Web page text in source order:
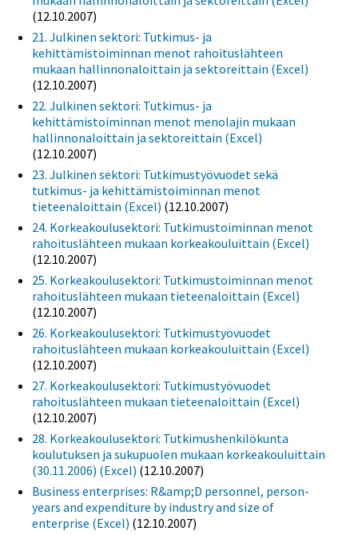
(12.10.2007)
21. Julkinen sektori: Tutkimus- ja
kehittämistoiminnan menot rahoituslähteen
mukaan hallinnonaloittain ja sektoreittain (Excel)
(12.10.2007)
22. Julkinen sektori: Tutkimus- ja
kehittämistoiminnan menot menolajin mukaan
hallinnonaloittain ja sektoreittain (Excel)
(12.10.2007)
23. Julkinen sektori: Tutkimustyövuodet sekä
tutkimus- ja kehittämistoiminnan menot
tieteenaloittain (Excel) (12.10.2007)
24. Korkeakoulusektori: Tutkimustoiminnan menot
rahoituslähteen mukaan korkeakouluittain (Excel)
(12.10.2007)
25. Korkeakoulusektori: Tutkimustoiminnan menot
rahoituslähteen mukaan tieteenaloittain (Excel)
(12.10.2007)
26. Korkeakoulusektori: Tutkimustyövuodet
rahoituslähteen mukaan korkeakouluittain (Excel)
(12.10.2007)
27. Korkeakoulusektori: Tutkimustyövuodet
rahoituslähteen mukaan tieteenaloittain (Excel)
(12.10.2007)
28. Korkeakoulusektori: Tutkimushenkilökunta
koulutuksen ja sukupuolen mukaan korkeakouluittain
(30.11.2006) (Excel) (12.10.2007)
Business enterprises: R&amp;D personnel, person-
years and expenditure by industry and size of
enterprise (Excel) (12.10.2007)